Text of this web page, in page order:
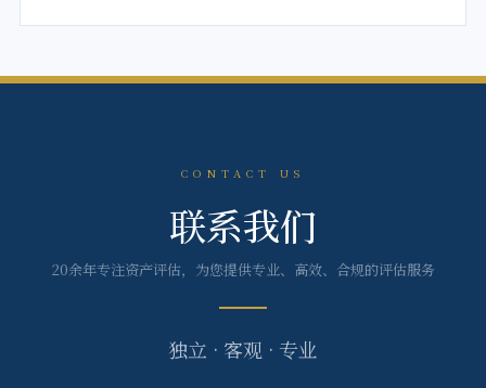
CONTACT US
联系我们
20余年专注资产评估，为您提供专业、高效、合规的评估服务
独立 · 客观 · 专业